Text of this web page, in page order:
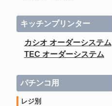
キッチンプリンター
カシオ オーダーシステム
TEC オーダーシステム
パチンコ用
レジ別